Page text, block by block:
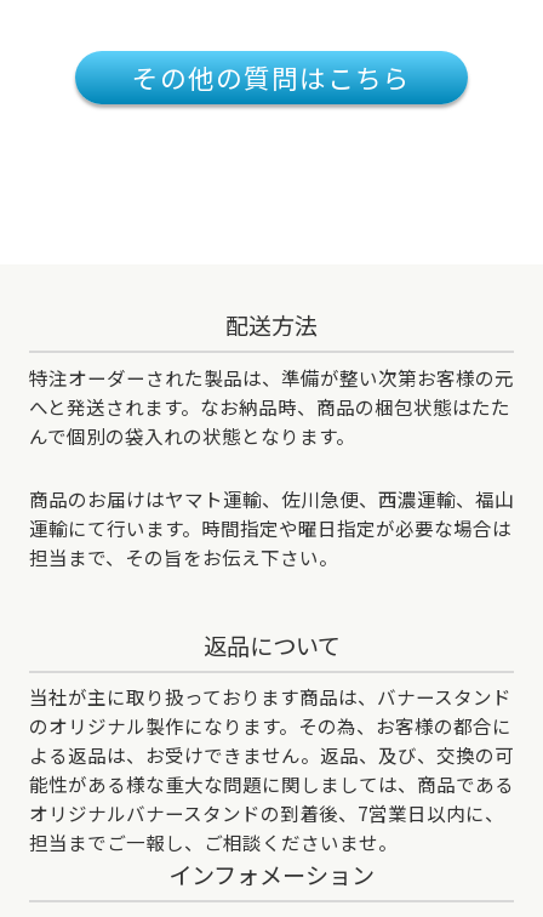
その他の質問はこちら
配送方法
特注オーダーされた製品は、準備が整い次第お客様の元
へと発送されます。なお納品時、商品の梱包状態はたた
んで個別の袋入れの状態となります。
商品のお届けはヤマト運輸、佐川急便、西濃運輸、福山
運輸にて行います。時間指定や曜日指定が必要な場合は
担当まで、その旨をお伝え下さい。
返品について
当社が主に取り扱っております商品は、バナースタンド
のオリジナル製作になります。その為、お客様の都合に
よる返品は、お受けできません。返品、及び、交換の可
能性がある様な重大な問題に関しましては、商品である
オリジナルバナースタンドの到着後、7営業日以内に、
担当までご一報し、ご相談くださいませ。
インフォメーション